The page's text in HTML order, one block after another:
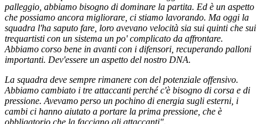
palleggio, abbiamo bisogno di dominare la partita. Ed è un aspetto
che possiamo ancora migliorare, ci stiamo lavorando. Ma oggi la
squadra l'ha saputo fare, loro avevano velocità sia sui quinti che sui
trequartisti con un sistema un po' complicato da affrontare.
Abbiamo corso bene in avanti con i difensori, recuperando palloni
importanti. Dev'essere un aspetto del nostro DNA.
La squadra deve sempre rimanere con del potenziale offensivo.
Abbiamo cambiato i tre attaccanti perché c'è bisogno di corsa e di
pressione. Avevamo perso un pochino di energia sugli esterni, i
cambi ci hanno aiutato a portare la prima pressione, che è